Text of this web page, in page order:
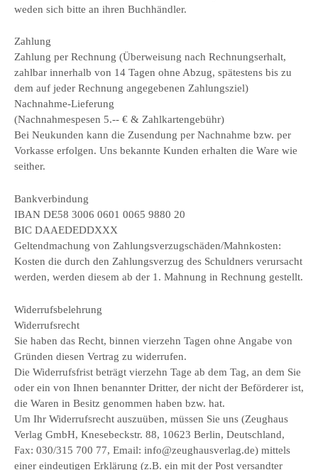
weden sich bitte an ihren Buchhändler.
Zahlung
Zahlung per Rechnung (Überweisung nach Rechnungserhalt,
zahlbar innerhalb von 14 Tagen ohne Abzug, spätestens bis zu
dem auf jeder Rechnung angegebenen Zahlungsziel)
Nachnahme-Lieferung
(Nachnahmespesen 5.-- € & Zahlkartengebühr)
Bei Neukunden kann die Zusendung per Nachnahme bzw. per
Vorkasse erfolgen. Uns bekannte Kunden erhalten die Ware wie
seither.
Bankverbindung
IBAN DE58 3006 0601 0065 9880 20
BIC DAAEDEDDXXX
Geltendmachung von Zahlungsverzugschäden/Mahnkosten:
Kosten die durch den Zahlungsverzug des Schuldners verursacht
werden, werden diesem ab der 1. Mahnung in Rechnung gestellt.
Widerrufsbelehrung
Widerrufsrecht
Sie haben das Recht, binnen vierzehn Tagen ohne Angabe von
Gründen diesen Vertrag zu widerrufen.
Die Widerrufsfrist beträgt vierzehn Tage ab dem Tag, an dem Sie
oder ein von Ihnen benannter Dritter, der nicht der Beförderer ist,
die Waren in Besitz genommen haben bzw. hat.
Um Ihr Widerrufsrecht auszuüben, müssen Sie uns (Zeughaus
Verlag GmbH, Knesebeckstr. 88, 10623 Berlin, Deutschland,
Fax: 030/315 700 77, Email: info@zeughausverlag.de) mittels
einer eindeutigen Erklärung (z.B. ein mit der Post versandter